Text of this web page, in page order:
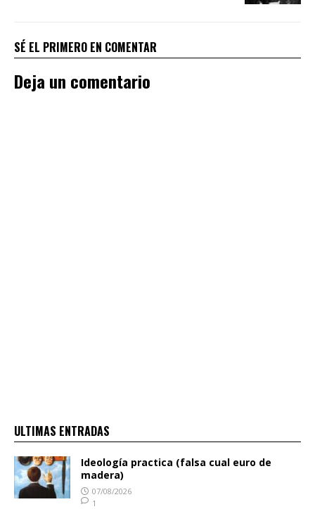
SÉ EL PRIMERO EN COMENTAR
Deja un comentario
ULTIMAS ENTRADAS
Ideología practica (falsa cual euro de
madera)
07/08/2026
1